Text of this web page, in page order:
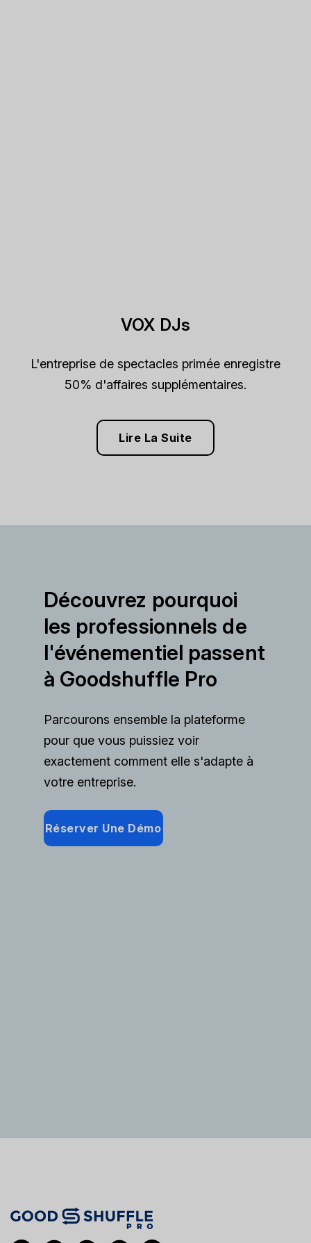
VOX DJs
L'entreprise de spectacles primée enregistre
50% d'affaires supplémentaires.
Lire La Suite
Découvrez pourquoi
les professionnels de
l'événementiel passent
à Goodshuffle Pro
Parcourons ensemble la plateforme
pour que vous puissiez voir
exactement comment elle s'adapte à
votre entreprise.
Réserver Une Démo